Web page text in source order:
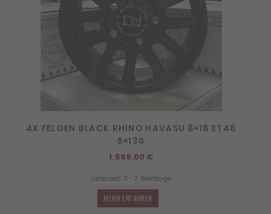
4X FELGEN BLACK RHINO HAVASU 8×18 ET48
5×130
1.599,00 €
Lieferzeit: 3 - 7 Werktage
MEHR ERFAHREN